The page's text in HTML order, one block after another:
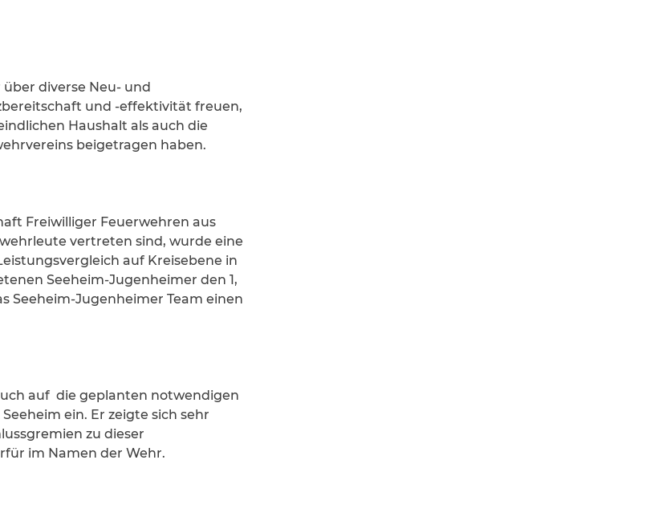
diverse Neu- und
und -effektivität freuen,
Haushalt als auch die
beigetragen haben.
Freiwilliger Feuerwehren aus
vertreten sind, wurde eine
auf Kreisebene in
Seeheim-Jugenheimer den 1,
Seeheim-Jugenheimer Team einen
auf die geplanten notwendigen
ein. Er zeigte sich sehr
zu dieser
im Namen der Wehr.